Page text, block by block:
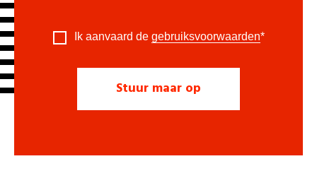
Ik aanvaard de gebruiksvoorwaarden*